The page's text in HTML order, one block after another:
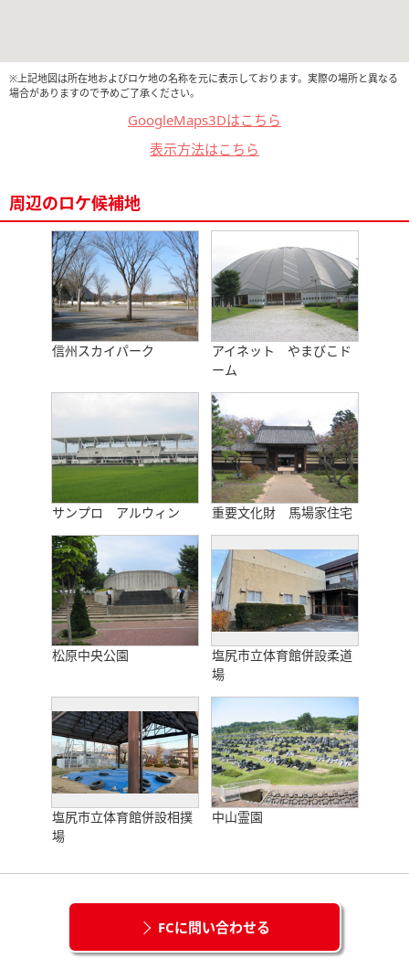
※上記地図は所在地およびロケ地の名称を元に表示しております。実際の場所と異なる
場合がありますので予めご了承ください。
GoogleMaps3Dはこちら
表示方法はこちら
周辺のロケ候補地
信州スカイパーク
アイネット やまびこド
ーム
サンプロ アルウィン 重要文化財 馬場家住宅
松原中央公園
塩尻市立体育館併設柔道
場
塩尻市立体育館併設相撲
場
中山霊園
FCに問い合わせる